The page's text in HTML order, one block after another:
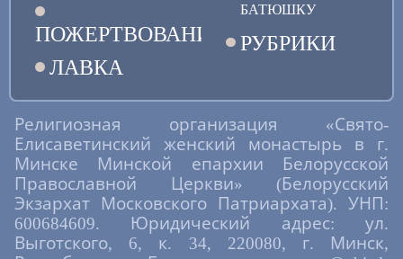
ПОЖЕРТВОВАНИЯ
ЛАВКА
БАТЮШКУ
РУБРИКИ
Религиозная организация «Свято-
Елисаветинский женский монастырь в г.
Минске Минской епархии Белорусской
Православной Церкви» (Белорусский
Экзархат Московского Патриархата). УНП:
600684609. Юридический адрес: ул.
Выготского, 6, к. 34, 220080, г. Минск,